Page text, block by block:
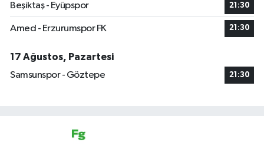
Beşiktaş - Eyüpspor 21:30
Amed - Erzurumspor FK 21:30
17 Ağustos, Pazartesi
Samsunspor - Göztepe
21:30